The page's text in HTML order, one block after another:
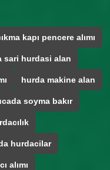
kapı pencere alımı
sari hurdasi alan
hurda makine alan
soyma bakır
hurdacilar
alımı